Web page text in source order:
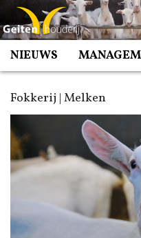
Spring
naar
inhoud
NIEUWS
Fokkerij | Melken